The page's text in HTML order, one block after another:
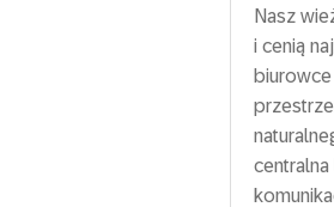
Nasz
i cenią